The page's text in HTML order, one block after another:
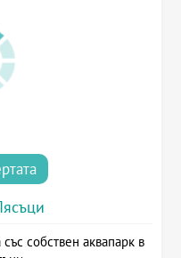
собствен аквапарк в